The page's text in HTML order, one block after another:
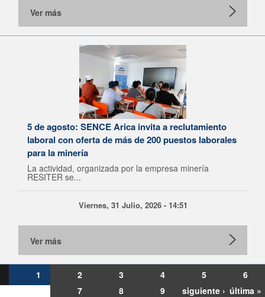
Ver más
5 de agosto: SENCE Arica invita a reclutamiento
laboral con oferta de más de 200 puestos laborales
para la minería
La actividad, organizada por la empresa minería
RESITER se...
Viernes, 31 Julio, 2026 - 14:51
Ver más
1 2 3 4 5
6
7
8 9 siguiente › última »